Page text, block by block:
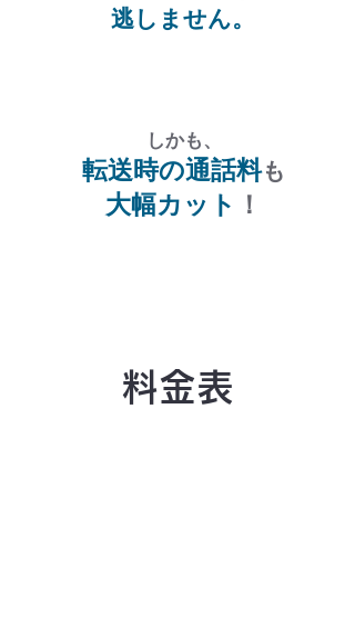
逃しません。
しかも、
転送時の通話料も
大幅カット ！
料金表